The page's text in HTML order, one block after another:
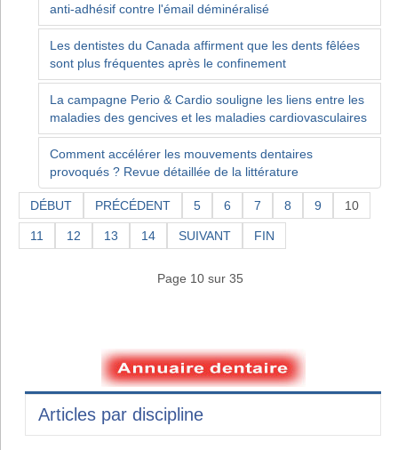
anti-adhésif contre l'émail déminéralisé
Les dentistes du Canada affirment que les dents fêlées
sont plus fréquentes après le confinement
La campagne Perio & Cardio souligne les liens entre les
maladies des gencives et les maladies cardiovasculaires
Comment accélérer les mouvements dentaires
provoqués ? Revue détaillée de la littérature
DÉBUT PRÉCÉDENT 5 6 7 8 9 10
11 12 13 14 SUIVANT FIN
Page 10 sur 35
Articles par discipline